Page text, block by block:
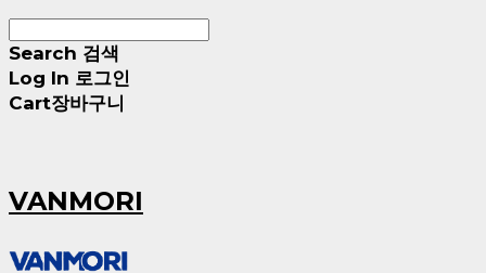
Search 검색
Log In 로그인
Cart장바구니
VANMORI